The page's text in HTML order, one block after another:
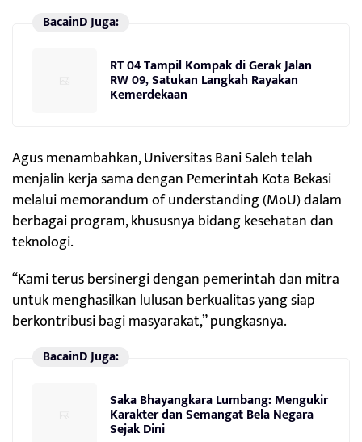
BacainD Juga:
RT 04 Tampil Kompak di Gerak Jalan
RW 09, Satukan Langkah Rayakan
Kemerdekaan
Agus menambahkan, Universitas Bani Saleh telah
menjalin kerja sama dengan Pemerintah Kota Bekasi
melalui memorandum of understanding (MoU) dalam
berbagai program, khususnya bidang kesehatan dan
teknologi.
“Kami terus bersinergi dengan pemerintah dan mitra
untuk menghasilkan lulusan berkualitas yang siap
berkontribusi bagi masyarakat,” pungkasnya.
BacainD Juga:
Saka Bhayangkara Lumbang: Mengukir
Karakter dan Semangat Bela Negara
Sejak Dini